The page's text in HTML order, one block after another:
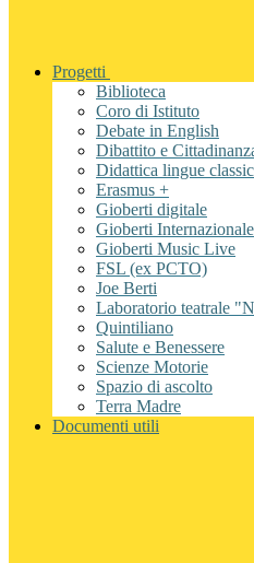
Progetti
Biblioteca
Coro di Istituto
Debate in English
Dibattito e
Didattica lingue
Erasmus +
Gioberti digitale
Gioberti Internazionale
Gioberti Music Live
FSL (ex PCTO)
Joe Berti
Laboratorio teatrale
Quintiliano
Salute e Benessere
Scienze Motorie
Spazio di ascolto
Terra Madre
Documenti utili